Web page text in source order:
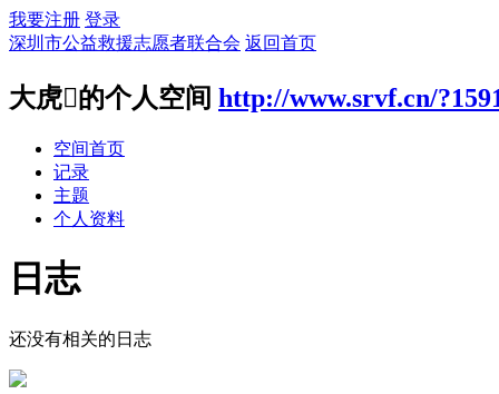
我要注册 登录
深圳市公益救援志愿者联合会 返回首页
大虎的个人空间 http://www.srvf.cn/
空间首页
记录
主题
个人资料
日志
还没有相关的日志